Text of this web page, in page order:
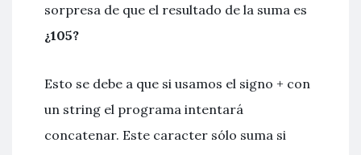
sorpresa de que el resultado de la suma es
¿105?
Esto se debe a que si usamos el signo + con
un string el programa intentará
concatenar. Este caracter sólo suma si